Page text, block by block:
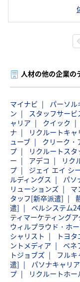
人材の他の企業の
マイナビ パーソル
ン
スタッフサー
ャリア
クイック
ナ
リクルートキャ
ューブ
クリーク・
プ
リクルートス
ー
アデコ リク
プ
ジェイ エイ シ
ルディングス
パソ
リューションズ
マ
タッフ[新卒派遣]
遣]
ベルシステム
ティマーケティング
ウィルプラウド・ホ
シャリスト
トヨ
ントメディア
ベネ
トジョブズ
フル
遣]
パソナキャリア
プ
リクルートホ